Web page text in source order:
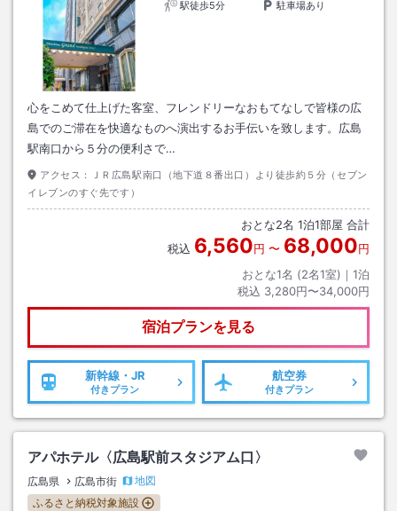
駅徒歩5分
駐車場あり
心をこめて仕上げた客室、フレンドリーなおもてなしで皆様の広
島でのご滞在を快適なものへ演出するお手伝いを致します。広島
駅南口から５分の便利さで…
アクセス：
ＪＲ広島駅南口（地下道８番出口）より徒歩約５分（セブン
イレブンのすぐ先です）
おとな2名 1泊1部屋 合計
税込 6,560円 〜 68,000円
おとな1名 (2名1室)｜ 1泊
税込 3,280円〜34,000円
宿泊プランを見る
新幹線・JR
付きプラン
航空券
付きプラン
アパホテル〈広島駅前スタジアム口〉
広島県 広島市街
地図
ふるさと納税対象施設